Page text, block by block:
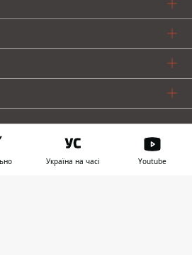
Україна на часі Youtube